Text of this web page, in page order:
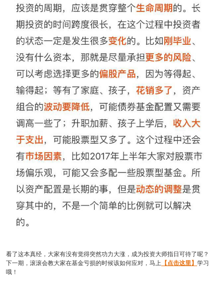
看了这本真经，大家有没有觉得突然功力大涨，成为投资大师指日可待了呢？
下一期，滚滚会教大家在基金亏损的时候该如何应对，马上 【点击这里】 学习
哦！